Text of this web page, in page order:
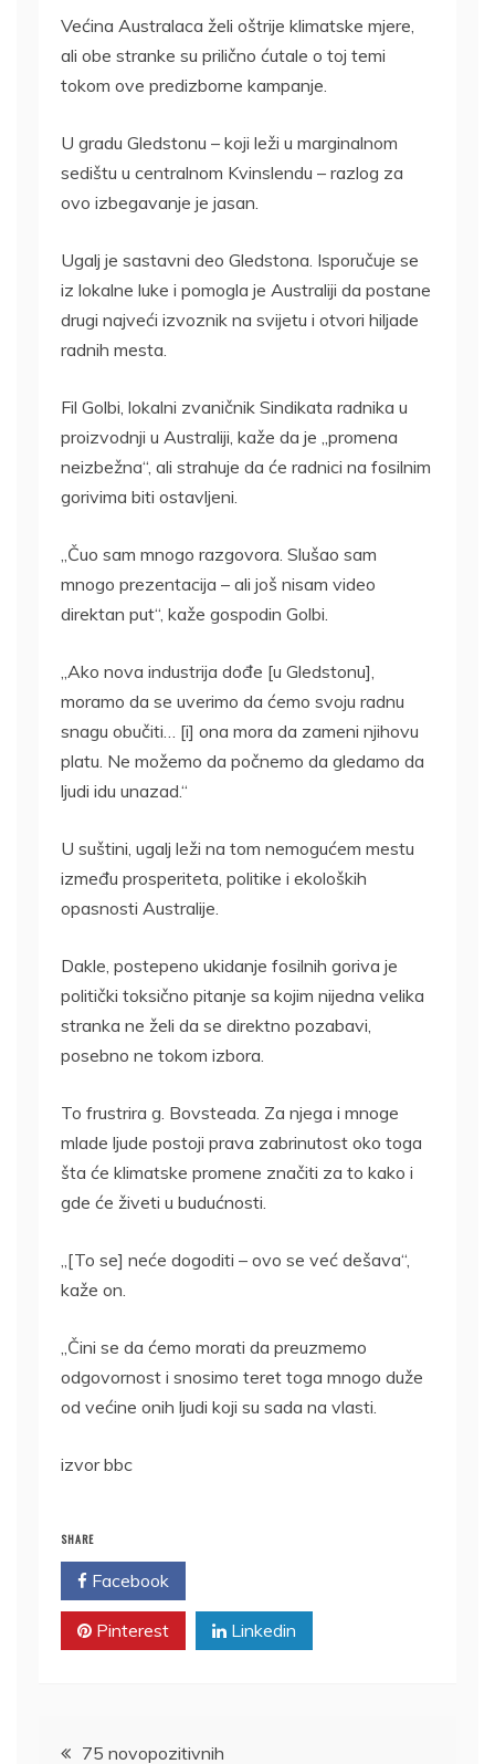
Većina Australaca želi oštrije klimatske mjere,
ali obe stranke su prilično ćutale o toj temi
tokom ove predizborne kampanje.
U gradu Gledstonu – koji leži u marginalnom
sedištu u centralnom Kvinslendu – razlog za
ovo izbegavanje je jasan.
Ugalj je sastavni deo Gledstona. Isporučuje se
iz lokalne luke i pomogla je Australiji da postane
drugi najveći izvoznik na svijetu i otvori hiljade
radnih mesta.
Fil Golbi, lokalni zvaničnik Sindikata radnika u
proizvodnji u Australiji, kaže da je „promena
neizbežna“, ali strahuje da će radnici na fosilnim
gorivima biti ostavljeni.
„Čuo sam mnogo razgovora. Slušao sam
mnogo prezentacija – ali još nisam video
direktan put“, kaže gospodin Golbi.
„Ako nova industrija dođe [u Gledstonu],
moramo da se uverimo da ćemo svoju radnu
snagu obučiti… [i] ona mora da zameni njihovu
platu. Ne možemo da počnemo da gledamo da
ljudi idu unazad.“
U suštini, ugalj leži na tom nemogućem mestu
između prosperiteta, politike i ekoloških
opasnosti Australije.
Dakle, postepeno ukidanje fosilnih goriva je
politički toksično pitanje sa kojim nijedna velika
stranka ne želi da se direktno pozabavi,
posebno ne tokom izbora.
To frustrira g. Bovsteada. Za njega i mnoge
mlade ljude postoji prava zabrinutost oko toga
šta će klimatske promene značiti za to kako i
gde će živeti u budućnosti.
„[To se] neće dogoditi – ovo se već dešava“,
kaže on.
„Čini se da ćemo morati da preuzmemo
odgovornost i snosimo teret toga mnogo duže
od većine onih ljudi koji su sada na vlasti.
izvor bbc
SHARE
Facebook
Pinterest Linkedin
Kretanje
75 novopozitivnih